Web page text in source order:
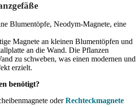
Blumentöpfe, Neodym-Magnete, eine
Magnete an kleinen Blumentöpfen und
an die Wand. Die Pflanzen
zu schweben, was einen modernen und
erzielt.
benötigt?
oderRechteckmagnete